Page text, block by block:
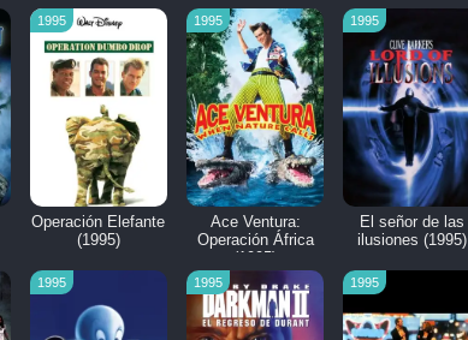
1995
Operación Elefante
(1995)
1995
Ace Ventura:
Operación África
(1995)
1995
El señor de las
ilusiones (1995)
1995 1995 1995